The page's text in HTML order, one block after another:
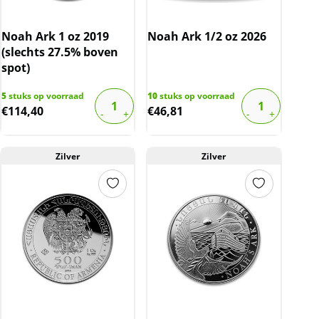
Noah Ark 1 oz 2019
(slechts 27.5% boven
spot)
5stuks op voorraad
€114,40
Noah Ark 1/2 oz 2026
10stuks op voorraad
€46,81
Zilver Zilver